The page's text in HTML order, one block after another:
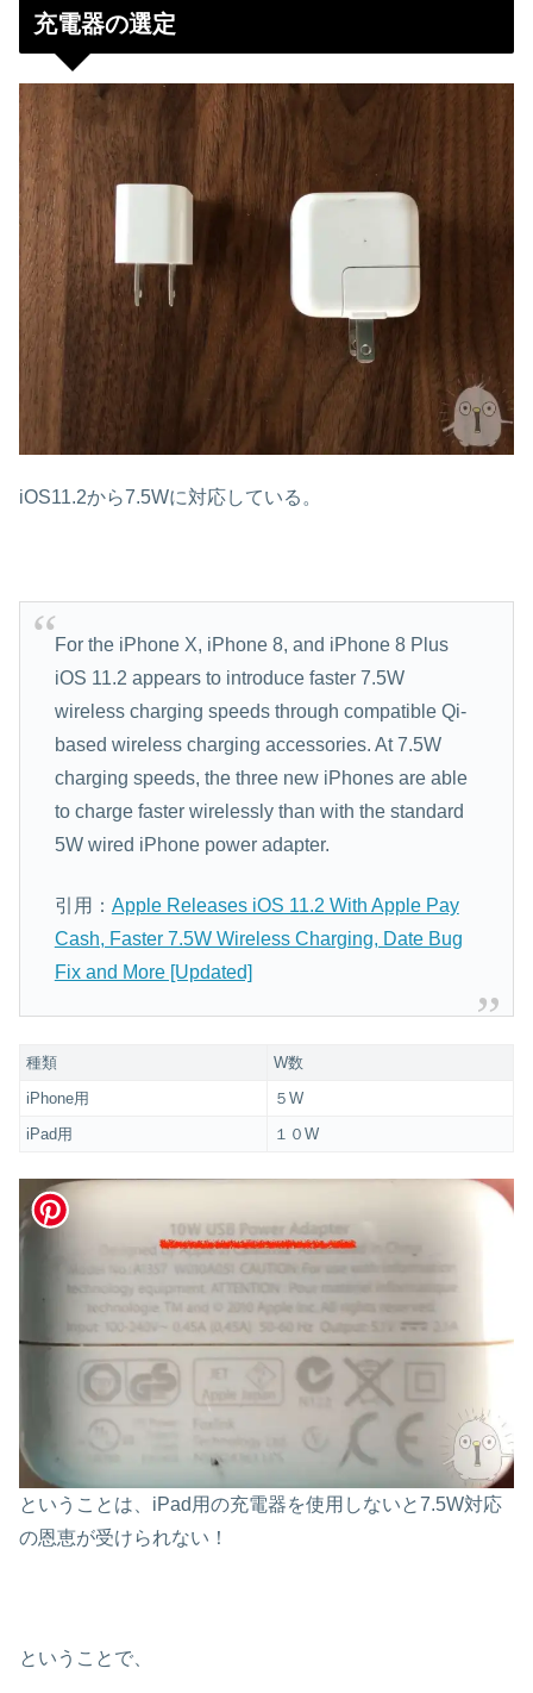
充電器の選定
iOS11.2から7.5Wに対応している。
For the iPhone X, iPhone 8, and iPhone 8 Plus
iOS 11.2 appears to introduce faster 7.5W
wireless charging speeds through compatible Qi-
based wireless charging accessories. At 7.5W
charging speeds, the three new iPhones are able
to charge faster wirelessly than with the standard
5W wired iPhone power adapter.
引用： Apple Releases iOS 11.2 With Apple Pay
Cash, Faster 7.5W Wireless Charging, Date Bug
Fix and More [Updated]
種類
W数
iPhone用
５W
iPad用
１０W
ということは、iPad用の充電器を使用しないと7.5W対応
の恩恵が受けられない！
ということで、